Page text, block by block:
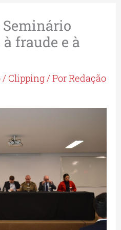
fraude e à
/ Clipping/ PorRedação